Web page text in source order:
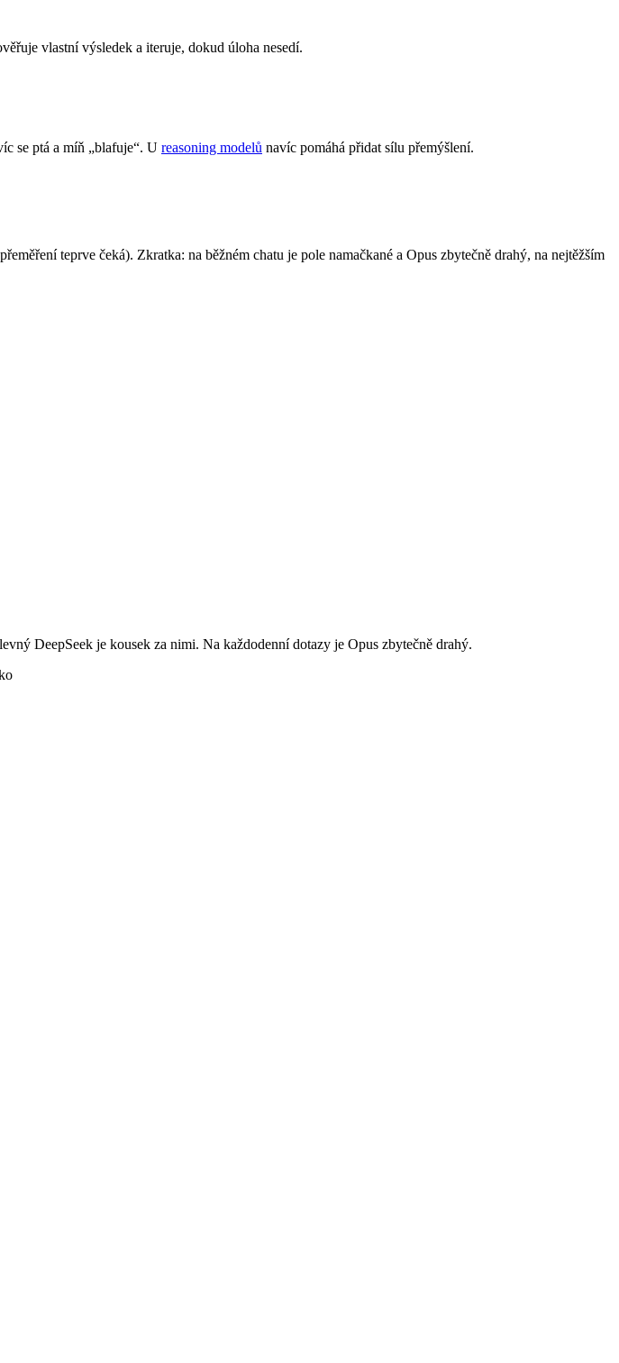
vlastní výsledek a iteruje, dokud úloha nesedí.
se ptá a míň „blafuje“. U reasoning modelů navíc pomáhá přidat sílu přemýšlení.
teprve čeká). Zkratka: na běžném chatu je pole namačkané a Opus zbytečně drahý, na nejtěžším
DeepSeek je kousek za nimi. Na každodenní dotazy je Opus zbytečně drahý.